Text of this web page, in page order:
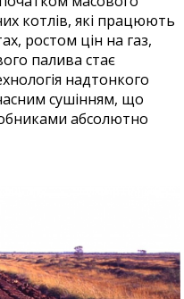
котлів, які працюють
ростом цін на газ,
палива стає
надтонкого
сушінням, що
абсолютно